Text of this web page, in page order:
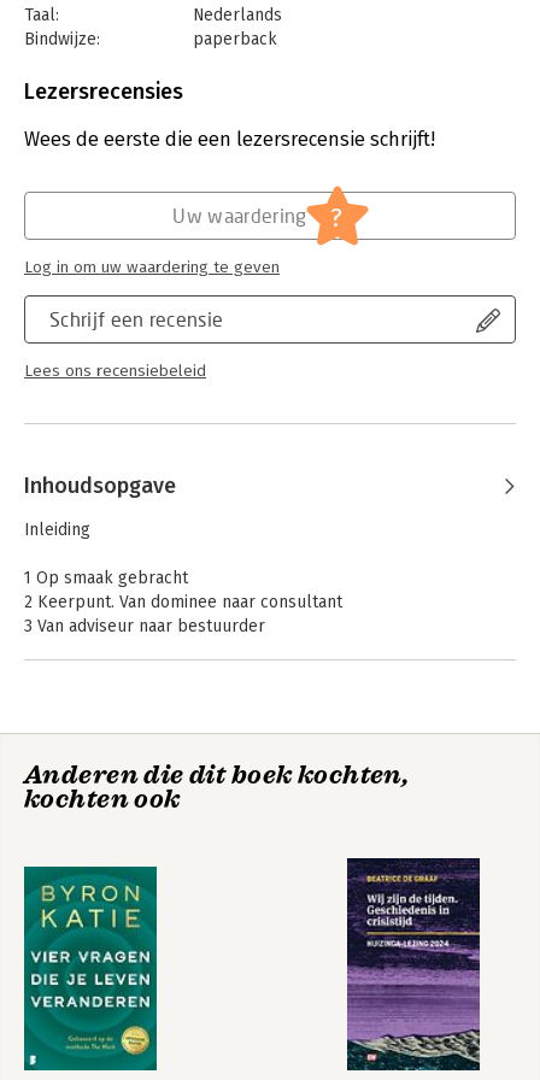
Taal:
Nederlands
Bindwijze:
paperback
Uitgever:
Verschijningsdatum:
4-9-2024
Mens en maatschappij
Lezersrecensies
Wees de eerste die een lezersrecensie schrijft!
Schrijf een recensie
Lees ons recensiebeleid
Uw waardering ?
Log in om uw waardering te geven
Inhoudsopgave
Inleiding
1 Op smaak gebracht
2 Keerpunt. Van dominee naar consultant
3 Van adviseur naar bestuurder
Woord van dank 251
Anderen die dit boek kochten,
kochten ook